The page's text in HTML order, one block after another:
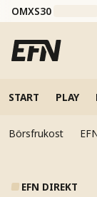
OMXS30
START PLAY
Börsfrukost
EFN DIREKT